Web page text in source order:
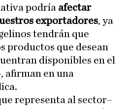
podría afectar
exportadores, ya
tendrán que
productos que desean
disponibles en el
afirman en una
representa al sector–